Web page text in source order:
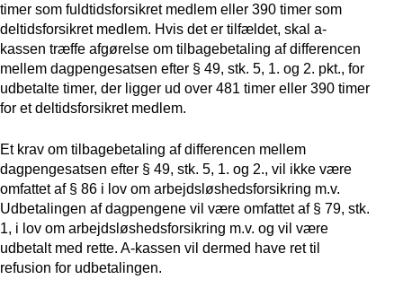
timer som fuldtidsforsikret medlem eller 390 timer som
deltidsforsikret medlem. Hvis det er tilfældet, skal a-
kassen træffe afgørelse om tilbagebetaling af differencen
mellem dagpengesatsen efter § 49, stk. 5, 1. og 2. pkt., for
udbetalte timer, der ligger ud over 481 timer eller 390 timer
for et deltidsforsikret medlem.
Et krav om tilbagebetaling af differencen mellem
dagpengesatsen efter § 49, stk. 5, 1. og 2., vil ikke være
omfattet af § 86 i lov om arbejdsløshedsforsikring m.v.
Udbetalingen af dagpengene vil være omfattet af § 79, stk.
1, i lov om arbejdsløshedsforsikring m.v. og vil være
udbetalt med rette. A-kassen vil dermed have ret til
refusion for udbetalingen.